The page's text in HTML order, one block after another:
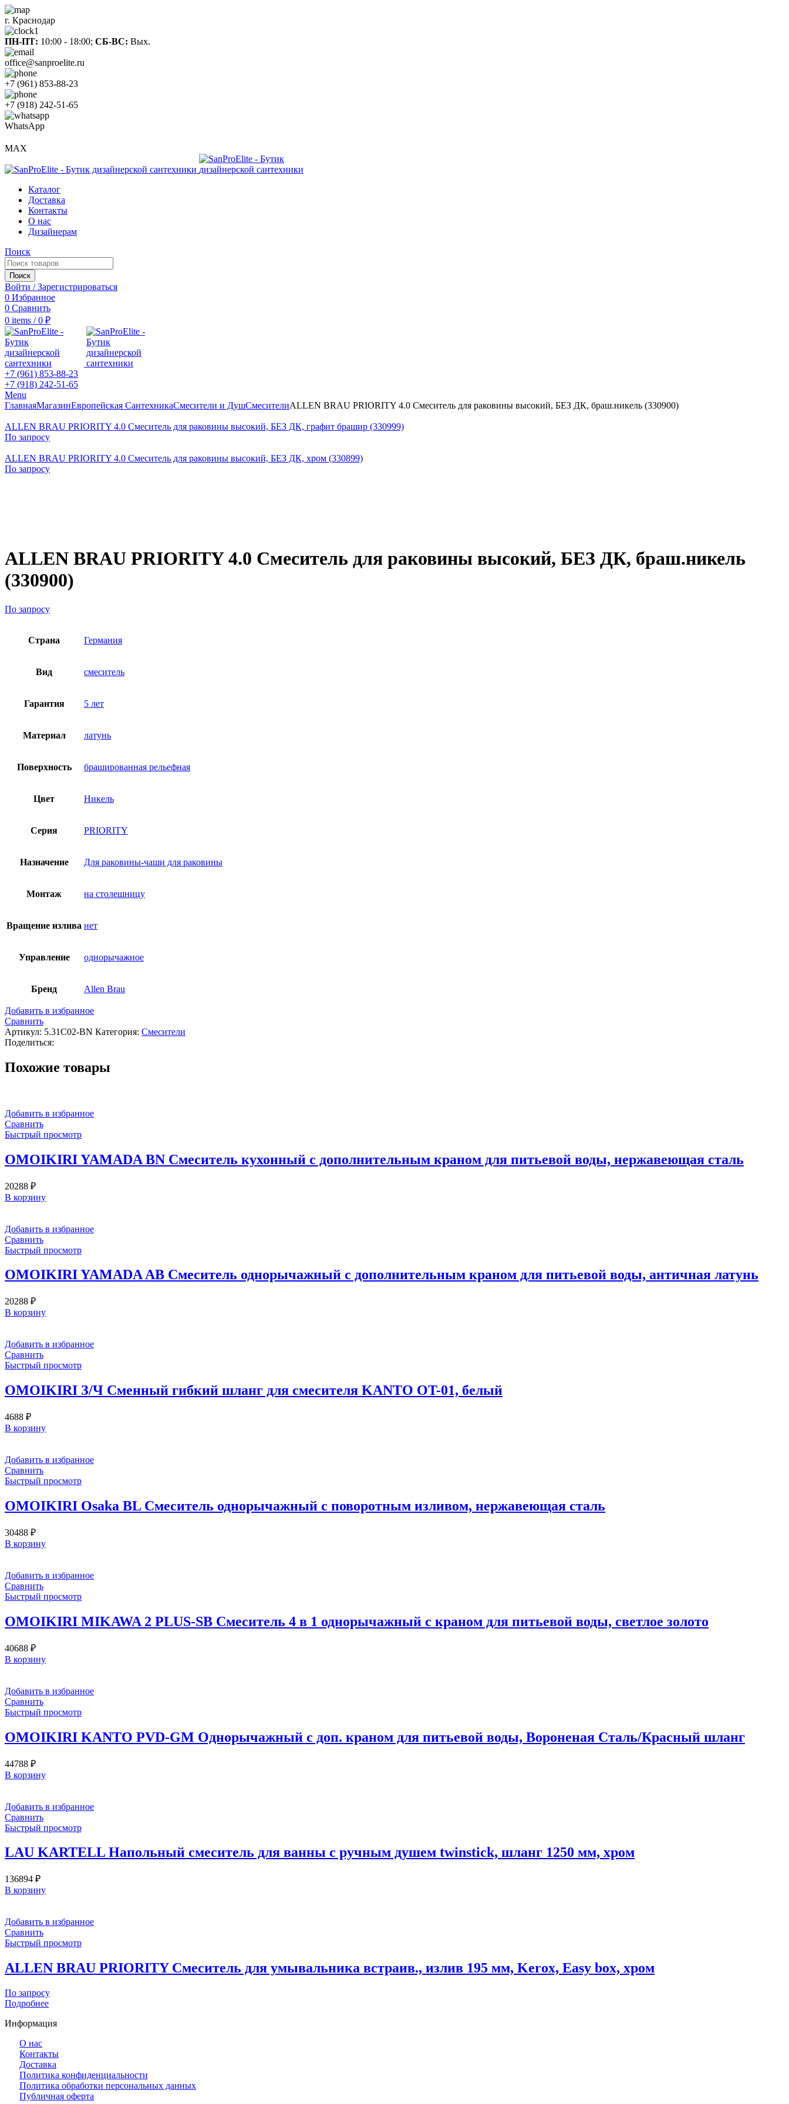
г. Краснодар
ПН-ПТ: 10:00 - 18:00; СБ-ВС: Вых.
office@sanproelite.ru
+7 (961) 853-88-23
+7 (918) 242-51-65
WhatsApp
MAX
Каталог
Доставка
Контакты
О нас
Дизайнерам
Поиск
Поиск
Войти / Зарегистрироваться
0 Избранное
0 Сравнить
0 items / 0 ₽
+7 (961) 853-88-23
+7 (918) 242-51-65
Menu
ГлавнаяМагазинЕвропейская СантехникаСмесители и ДушСмесителиALLEN BRAU PRIORITY 4.0 Cмеситель для раковины высокий, БЕЗ ДК, браш.никель (330900)
ALLEN BRAU PRIORITY 4.0 Cмеситель для раковины высокий, БЕЗ ДК, графит брашир (330999)
По запросу
ALLEN BRAU PRIORITY 4.0 Cмеситель для раковины высокий, БЕЗ ДК, хром (330899)
По запросу
ALLEN BRAU PRIORITY 4.0 Cмеситель для раковины высокий, БЕЗ ДК, браш.никель
(330900)
По запросу
Страна Германия
Вид смеситель
Гарантия 5 лет
Материал латунь
Поверхность брашированная рельефная
Цвет Никель
Серия PRIORITY
Назначение Для раковины-чаши для раковины
Монтаж на столешницу
Вращение излива нет
Управление однорычажное
Бренд Allen Brau
Добавить в избранное
Сравнить
Артикул: 5.31С02-BN Категория: Смесители
Поделиться:
Похожие товары
Добавить в избранное
Сравнить
Быстрый просмотр
OMOIKIRI YAMADA BN Смеситель кухонный с дополнительным краном для питьевой воды, нержавеющая сталь
20288 ₽
В корзину
Добавить в избранное
Сравнить
Быстрый просмотр
OMOIKIRI YAMADA AB Смеситель однорычажный с дополнительным краном для питьевой воды, античная латунь
20288 ₽
В корзину
Добавить в избранное
Сравнить
Быстрый просмотр
OMOIKIRI З/Ч Сменный гибкий шланг для смесителя KANTO OT-01, белый
4688 ₽
В корзину
Добавить в избранное
Сравнить
Быстрый просмотр
OMOIKIRI Osaka BL Смеситель однорычажный с поворотным изливом, нержавеющая сталь
30488 ₽
В корзину
Добавить в избранное
Сравнить
Быстрый просмотр
OMOIKIRI MIKAWA 2 PLUS-SB Смеситель 4 в 1 однорычажный с краном для питьевой воды, светлое золото
40688 ₽
В корзину
Добавить в избранное
Сравнить
Быстрый просмотр
OMOIKIRI KANTO PVD-GM Однорычажный с доп. краном для питьевой воды, Вороненая Сталь/Красный шланг
44788 ₽
В корзину
Добавить в избранное
Сравнить
Быстрый просмотр
LAU KARTELL Напольный смеситель для ванны с ручным душем twinstick, шланг 1250 мм, хром
136894 ₽
В корзину
Добавить в избранное
Сравнить
Быстрый просмотр
ALLEN BRAU PRIORITY Cмеситель для умывальника встраив., излив 195 мм, Kerox, Easy box, хром
По запросу
Подробнее
Информация
О нас
Контакты
Доставка
Политика конфиденциальности
Политика обработки персональных данных
Публичная оферта